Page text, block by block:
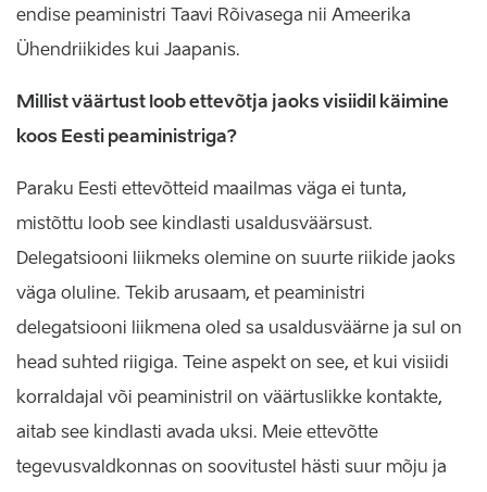
endise peaministri Taavi Rõivasega nii Ameerika
Ühendriikides kui Jaapanis.
Millist väärtust loob ettevõtja jaoks visiidil käimine
koos Eesti peaministriga?
Paraku Eesti ettevõtteid maailmas väga ei tunta,
mistõttu loob see kindlasti usaldusväärsust.
Delegatsiooni liikmeks olemine on suurte riikide jaoks
väga oluline. Tekib arusaam, et peaministri
delegatsiooni liikmena oled sa usaldusväärne ja sul on
head suhted riigiga. Teine aspekt on see, et kui visiidi
korraldajal või peaministril on väärtuslikke kontakte,
aitab see kindlasti avada uksi. Meie ettevõtte
tegevusvaldkonnas on soovitustel hästi suur mõju ja